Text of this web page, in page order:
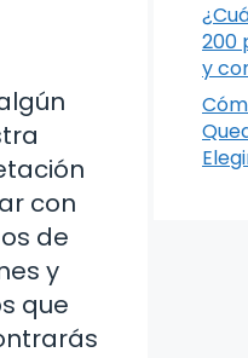
con
de
y
que
200
y